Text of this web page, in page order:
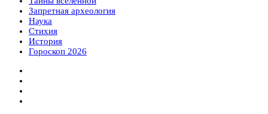
Запретная археология
Наука
Стихия
История
Гороскоп 2026